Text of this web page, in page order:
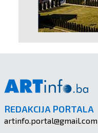
REDAKCIJA PORTALA
artinfo.portal@gmail.com